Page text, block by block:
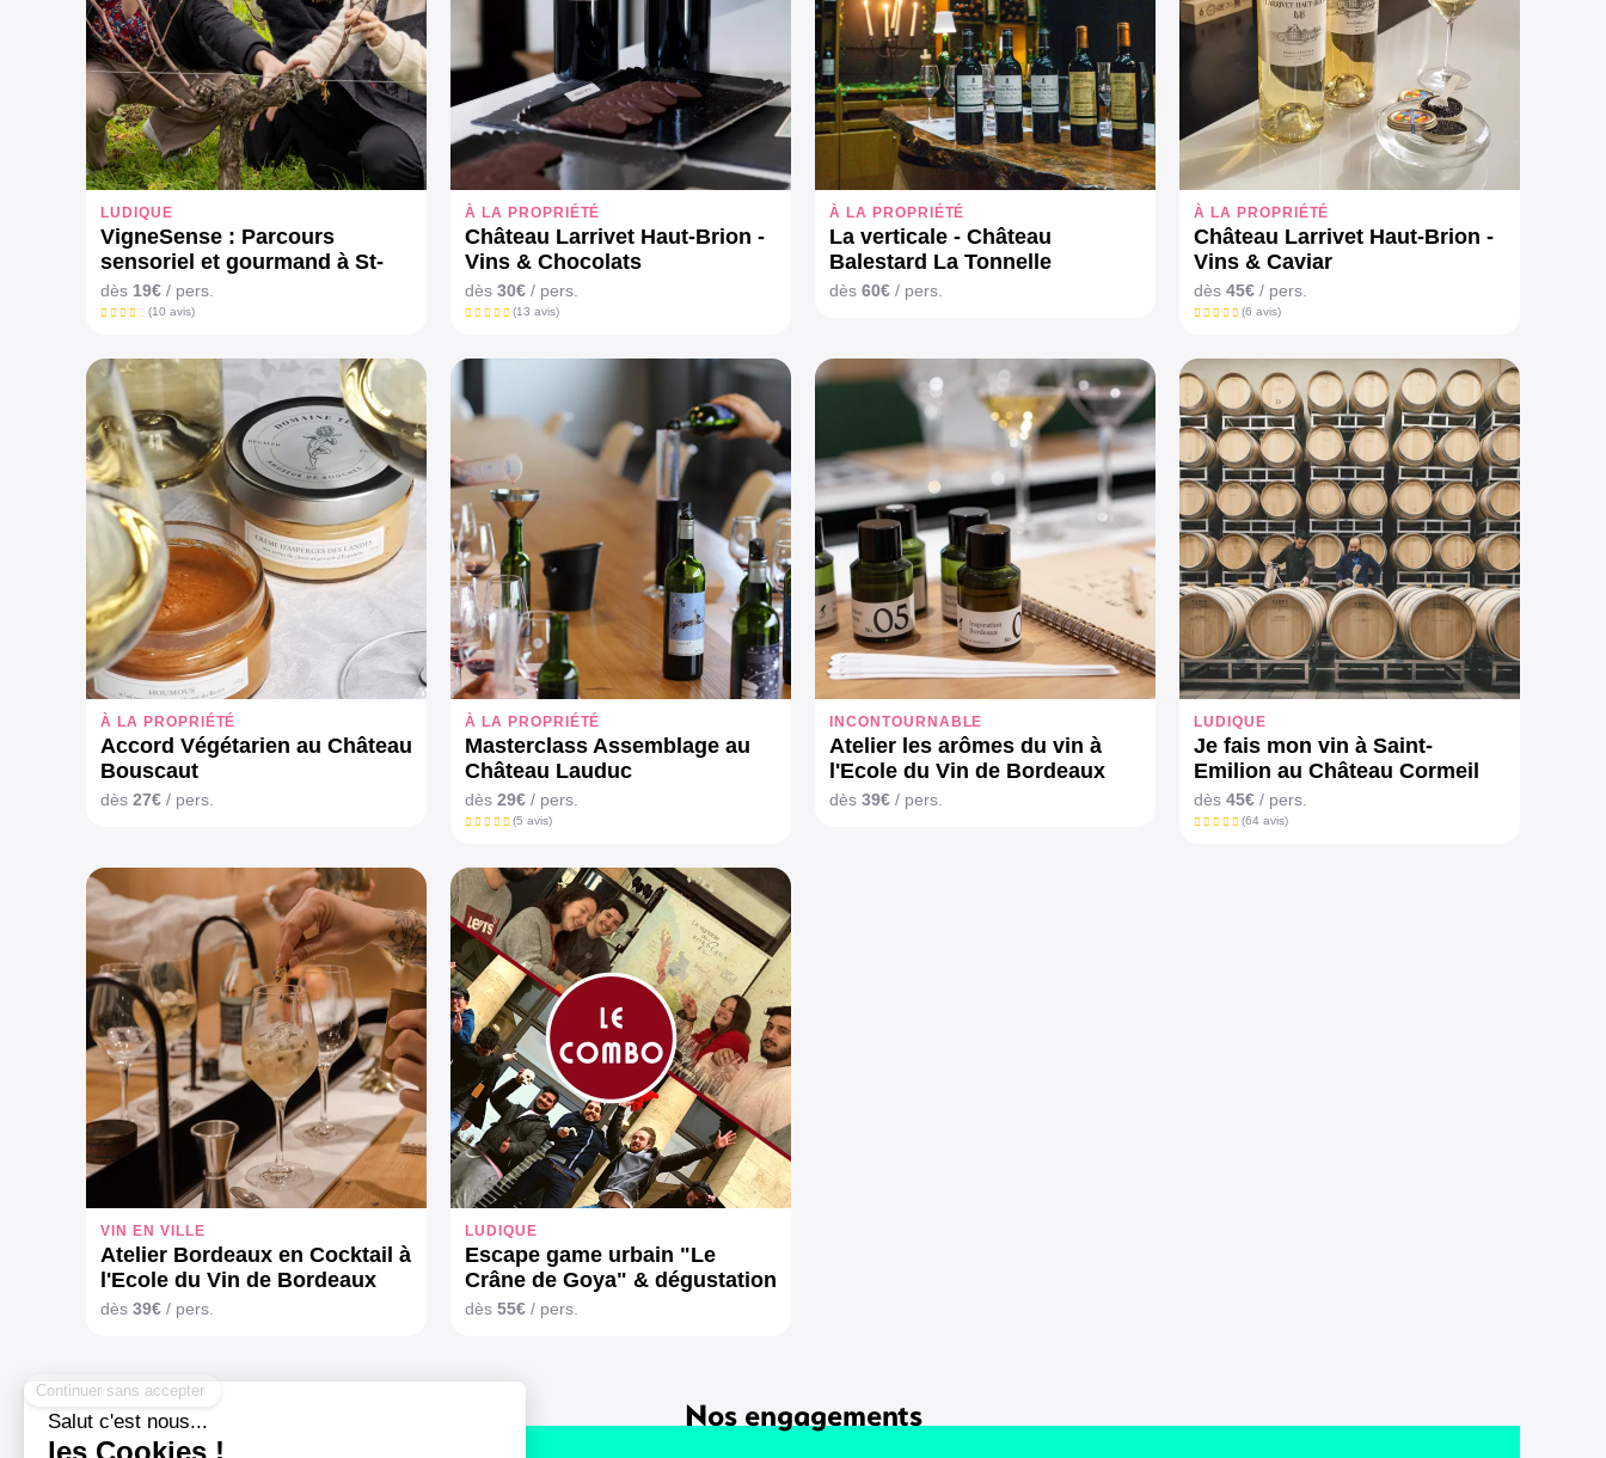
LUDIQUE
VigneSense : Parcours
sensoriel et gourmand à St-
Emilion
dès 19€ / pers.
(10 avis)
À LA PROPRIÉTÉ
Château Larrivet Haut-Brion -
Vins & Chocolats
dès 30€ / pers.
(13 avis)
À LA PROPRIÉTÉ
La verticale - Château
Balestard La Tonnelle
dès 60€ / pers.
À LA PROPRIÉTÉ
Château Larrivet Haut-Brion -
Vins & Caviar
dès 45€ / pers.
(6 avis)
À LA PROPRIÉTÉ
Accord Végétarien au Château
Bouscaut
dès 27€ / pers.
À LA PROPRIÉTÉ
Masterclass Assemblage au
Château Lauduc
dès 29€ / pers.
(5 avis)
INCONTOURNABLE
Atelier les arômes du vin à
l'Ecole du Vin de Bordeaux
dès 39€ / pers.
LUDIQUE
Je fais mon vin à Saint-
Emilion au Château Cormeil
Figeac
dès 45€ / pers.
(64 avis)
VIN EN VILLE
Atelier Bordeaux en Cocktail à
l'Ecole du Vin de Bordeaux
dès 39€ / pers.
LUDIQUE
Escape game urbain "Le
Crâne de Goya" & dégustation
vins
dès 55€ / pers.
Nos engagements